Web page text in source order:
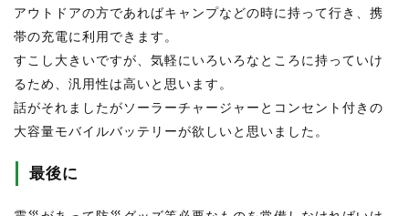
アウトドアの方であればキャンプなどの時に持って行き、携
帯の充電に利用できます。
すこし大きいですが、気軽にいろいろなところに持っていけ
るため、汎用性は高いと思います。
話がそれましたがソーラーチャージャーとコンセント付きの
大容量モバイルバッテリーが欲しいと思いました。
最後に